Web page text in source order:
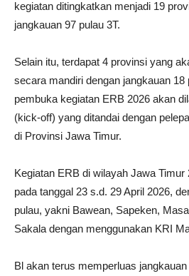
kegiatan ditingkatkan menjadi 19
jangkauan 97 pulau 3T.
Selain itu, terdapat 4 provinsi yang
secara mandiri dengan jangkauan 18
pembuka kegiatan ERB 2026 akan
(kick-off) yang ditandai dengan
di Provinsi Jawa Timur.
Kegiatan ERB di wilayah Jawa
pada tanggal 23 s.d. 29 April 2026,
pulau, yakni Bawean, Sapeken,
Sakala dengan menggunakan KRI
Bl akan terus memperluas